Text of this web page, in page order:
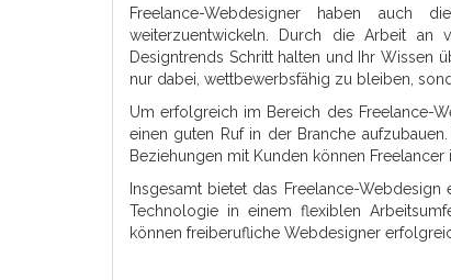
Freelance-Webdesigner haben auch
weiterzuentwickeln. Durch die Arbeit an
Designtrends Schritt halten und Ihr Wissen
nur dabei, wettbewerbsfähig zu bleiben,
Um erfolgreich im Bereich des Freelance-
einen guten Ruf in der Branche
Beziehungen mit Kunden können
Insgesamt bietet das Freelance-
Technologie in einem flexiblen
können freiberufliche Webdesigner